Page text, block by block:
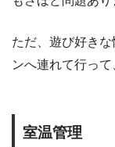
ただ、遊び好き
ンへ連れて行っ
室温管理